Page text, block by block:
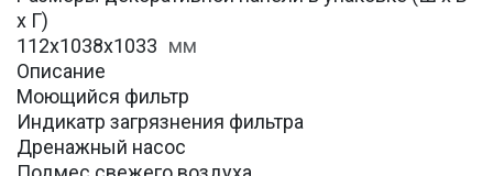
х Г)
112х1038х1033 мм
Описание
Моющийся фильтр
Индикатр загрязнения фильтра
Дренажный насос